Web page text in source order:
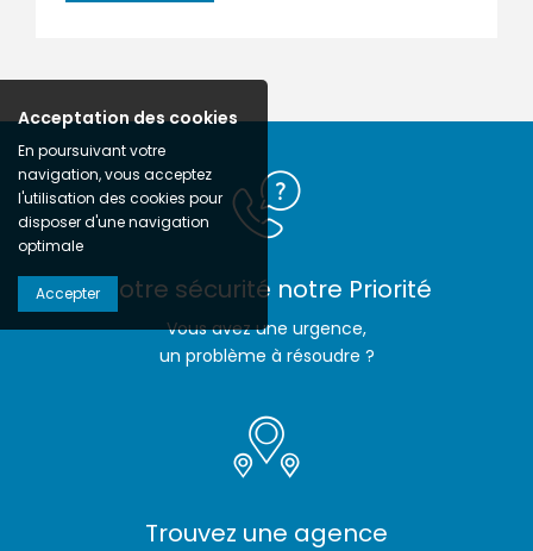
Acceptation des cookies
En poursuivant votre
navigation, vous acceptez
l'utilisation des cookies pour
disposer d'une navigation
optimale
Accepter Votre sécurité notre Priorité
Vous avez une urgence,
un problème à résoudre ?
Trouvez une agence